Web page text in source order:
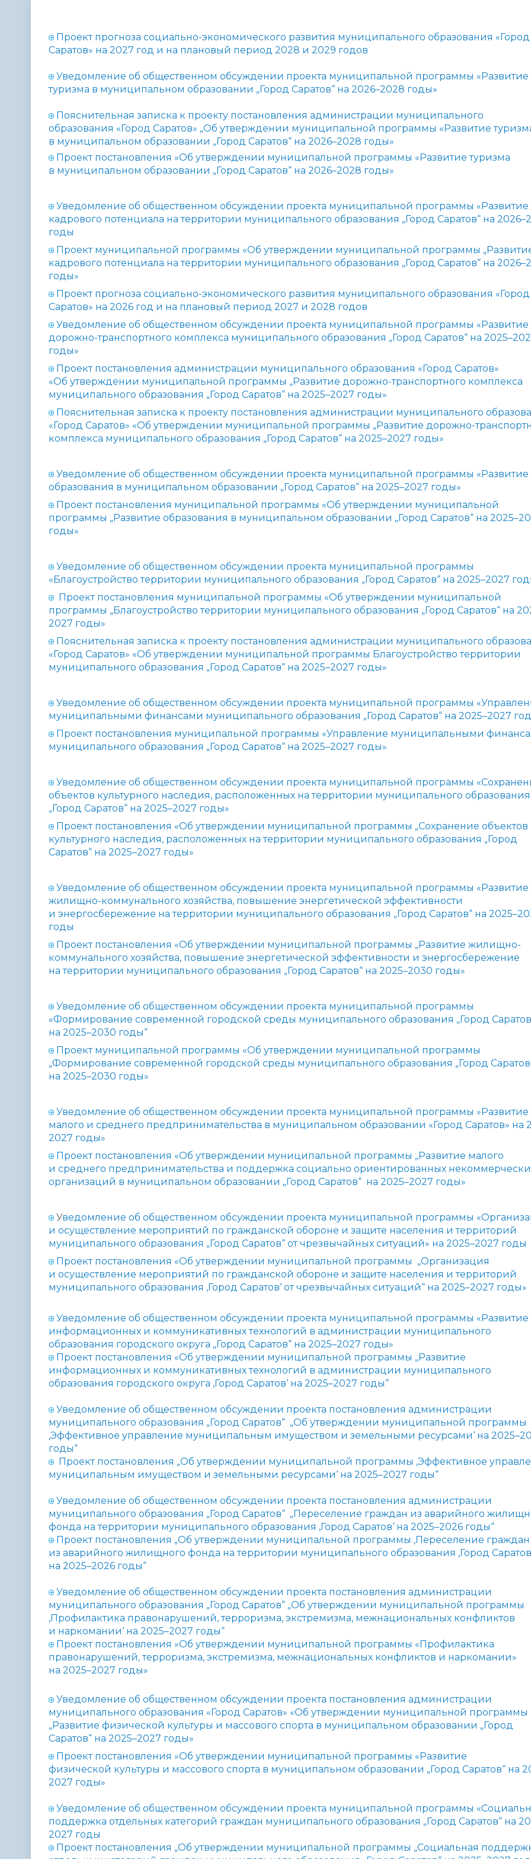
Проект прогноза социально-экономического развития муниципального образования «Город
Саратов» на 2027 год и на плановый период 2028 и 2029 годов
Уведомление об общественном обсуждении проекта муниципальной программы «Развитие
туризма в муниципальном образовании „Город Саратов“ на 2026–2028 годы»
Пояснительная записка к проекту постановления администрации муниципального
образования «Город Саратов» „Об утверждении муниципальной программы «Развитие
в муниципальном образовании „Город Саратов“ на 2026–2028 годы»
Проект постановления »Об утверждении муниципальной программы «Развитие туризма
в муниципальном образовании „Город Саратов“ на 2026–2028 годы»
Уведомление об общественном обсуждении проекта муниципальной программы «Развитие
кадрового потенциала на территории муниципального образования „Город Саратов“ на
годы
Проект муниципальной программы «Об утверждении муниципальной программы
кадрового потенциала на территории муниципального образования „Город Саратов“ на
годы»
Проект прогноза социально-экономического развития муниципального образования «Город
Саратов» на 2026 год и на плановый период 2027 и 2028 годов
Уведомление об общественном обсуждении проекта муниципальной программы «Развитие
дорожно-транспортного комплекса муниципального образования „Город Саратов“ на
годы»
Проект постановления администрации муниципального образования «Город Саратов»
«Об утверждении муниципальной программы „Развитие дорожно-транспортного комплекса
муниципального образования „Город Саратов“ на 2025–2027 годы»
Пояснительная записка к проекту постановления администрации муниципального
«Город Саратов» «Об утверждении муниципальной программы „Развитие дорожно-
комплекса муниципального образования „Город Саратов“ на 2025–2027 годы»
Уведомление об общественном обсуждении проекта муниципальной программы «Развитие
образования в муниципальном образовании „Город Саратов“ на 2025–2027 годы»
Проект постановления муниципальной программы «Об утверждении муниципальной
программы „Развитие образования в муниципальном образовании „Город Саратов“ на
годы»
Уведомление об общественном обсуждении проекта муниципальной программы
«Благоустройство территории муниципального образования „Город Саратов“ на 2025–2027
Проект постановления муниципальной программы «Об утверждении муниципальной
программы „Благоустройство территории муниципального образования „Город Саратов“ на
2027 годы»
Пояснительная записка к проекту постановления администрации муниципального
«Город Саратов» «Об утверждении муниципальной программы Благоустройство территории
муниципального образования „Город Саратов“ на 2025–2027 годы»
Уведомление об общественном обсуждении проекта муниципальной программы
муниципальными финансами муниципального образования „Город Саратов“ на 2025–2027
Проект постановления муниципальной программы «Управление муниципальными
муниципального образования „Город Саратов“ на 2025–2027 годы»
Уведомление об общественном обсуждении проекта муниципальной программы
объектов культурного наследия, расположенных на территории муниципального образования
„Город Саратов“ на 2025–2027 годы»
Проект постановления «Об утверждении муниципальной программы „Сохранение объектов
культурного наследия, расположенных на территории муниципального образования „Город
Саратов“ на 2025–2027 годы»
Уведомление об общественном обсуждении проекта муниципальной программы «Развитие
жилищно-коммунального хозяйства, повышение энергетической эффективности
и энергосбережение на территории муниципального образования „Город Саратов“ на
годы
Проект постановления «Об утверждении муниципальной программы „Развитие жилищно-
коммунального хозяйства, повышение энергетической эффективности и энергосбережение
на территории муниципального образования „Город Саратов“ на 2025–2030 годы»
Уведомление об общественном обсуждении проекта муниципальной программы
«Формирование современной городской среды муниципального образования „Город Саратов
на 2025–2030 годы“
Проект муниципальной программы «Об утверждении муниципальной программы
„Формирование современной городской среды муниципального образования „Город
на 2025–2030 годы»
Уведомление об общественном обсуждении проекта муниципальной программы »Развитие
малого и среднего предпринимательства в муниципальном образовании «Город Саратов» на
2027 годы»
Проект постановления «Об утверждении муниципальной программы „Развитие малого
и среднего предпринимательства и поддержка социально ориентированных
организаций в муниципальном образовании „Город Саратов“ на 2025–2027 годы»
Уведомление об общественном обсуждении проекта муниципальной программы
и осуществление мероприятий по гражданской обороне и защите населения и территорий
муниципального образования „Город Саратов“ от чрезвычайных ситуаций» на 2025–2027 годы
Проект постановления «Об утверждении муниципальной программы „Организация
и осуществление мероприятий по гражданской обороне и защите населения и территорий
муниципального образования ‚Город Саратов‘ от чрезвычайных ситуаций“ на 2025–2027 годы»
Уведомление об общественном обсуждении проекта муниципальной программы «Развитие
информационных и коммуникативных технологий в администрации муниципального
образования городского округа „Город Саратов“ на 2025–2027 годы»
Проект постановления «Об утверждении муниципальной программы „Развитие
информационных и коммуникативных технологий в администрации муниципального
образования городского округа ‚Город Саратов‘ на 2025–2027 годы“
Уведомление об общественном обсуждении проекта постановления администрации
муниципального образования „Город Саратов“ „Об утверждении муниципальной программы
‚Эффективное управление муниципальным имуществом и земельными ресурсами‘ на
годы“
Проект постановления „Об утверждении муниципальной программы ‚Эффективное
муниципальным имуществом и земельными ресурсами‘ на 2025–2027 годы“
Уведомление об общественном обсуждении проекта постановления администрации
муниципального образования „Город Саратов“ „Переселение граждан из аварийного
фонда на территории муниципального образования ‚Город Саратов‘ на 2025–2026 годы“
Проект постановления „Об утверждении муниципальной программы ‚Переселение граждан
из аварийного жилищного фонда на территории муниципального образования ‚Город
на 2025–2026 годы“
Уведомление об общественном обсуждении проекта постановления администрации
муниципального образования „Город Саратов“ „Об утверждении муниципальной программы
‚Профилактика правонарушений, терроризма, экстремизма, межнациональных конфликтов
и наркомании‘ на 2025–2027 годы“
Проект постановления »Об утверждении муниципальной программы «Профилактика
правонарушений, терроризма, экстремизма, межнациональных конфликтов и наркомании»
на 2025–2027 годы»
Уведомление об общественном обсуждении проекта постановления администрации
муниципального образования «Город Саратов» «Об утверждении муниципальной программы
„Развитие физической культуры и массового спорта в муниципальном образовании „Город
Саратов“ на 2025–2027 годы»
Проект постановления »Об утверждении муниципальной программы «Развитие
физической культуры и массового спорта в муниципальном образовании „Город Саратов“ на
2027 годы»
Уведомление об общественном обсуждении проекта муниципальной программы
поддержка отдельных категорий граждан муниципального образования „Город Саратов“ на
2027 годы
Проект постановления „Об утверждении муниципальной программы „Социальная